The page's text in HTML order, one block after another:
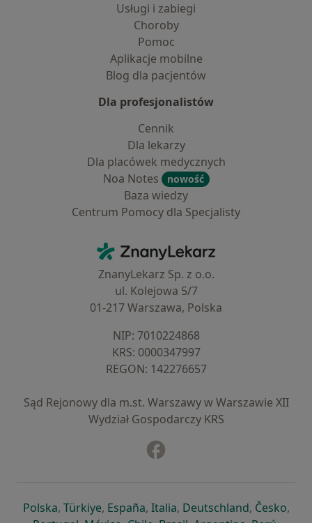
Usługi i zabiegi
Choroby
Pomoc
Aplikacje mobilne
Blog dla pacjentów
Dla profesjonalistów
Cennik
Dla lekarzy
Dla placówek medycznych
Noa Notes
nowość
Baza wiedzy
Centrum Pomocy dla Specjalisty
ZnanyLekarz - Strona główna
ZnanyLekarz Sp. z o.o.
ul. Kolejowa 5/7
01-217 Warszawa, Polska
NIP: ⁠7010224868
KRS: ⁠0000347997
REGON: ⁠142276657
Sąd Rejonowy dla m.st. Warszawy w Warszawie XII
Wydział Gospodarczy KRS
Polskaotwiera się w nowej karcie
, Türkiyeotwiera się w nowej karcie
, Españaotwiera się w nowej karcie
, Italiaotwiera się w nowej
, Deutschlandotwiera się
, Česko,